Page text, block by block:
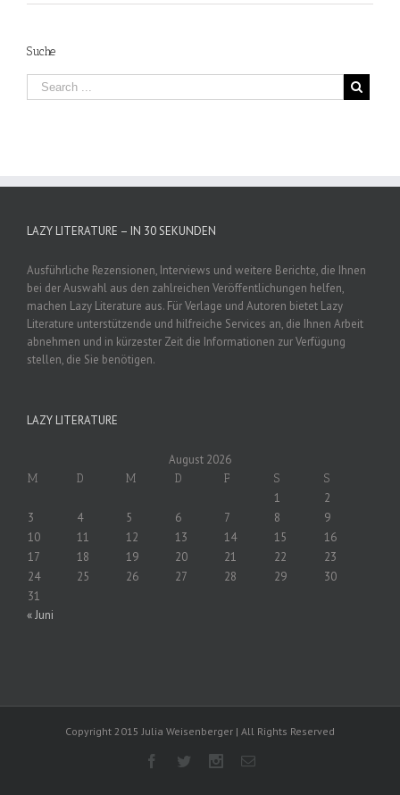
Suche
LAZY LITERATURE – IN 30 SEKUNDEN
Ausführliche Rezensionen, Interviews und weitere Berichte, die Ihnen
bei der Auswahl aus den zahlreichen Veröffentlichungen helfen,
machen Lazy Literature aus. Für Verlage und Autoren bietet Lazy
Literature unterstützende und hilfreiche Services an, die Ihnen Arbeit
abnehmen und in kürzester Zeit die Informationen zur Verfügung
stellen, die Sie benötigen.
LAZY LITERATURE
August 2026
M D M D F S S
1
2
3
4 5 6 7 8
9
10
11 12 13 14 15
16
17
18 19 20 21 22
23
24
25 26 27 28 29
30
31
« Juni
Copyright 2015 Julia Weisenberger | All Rights Reserved